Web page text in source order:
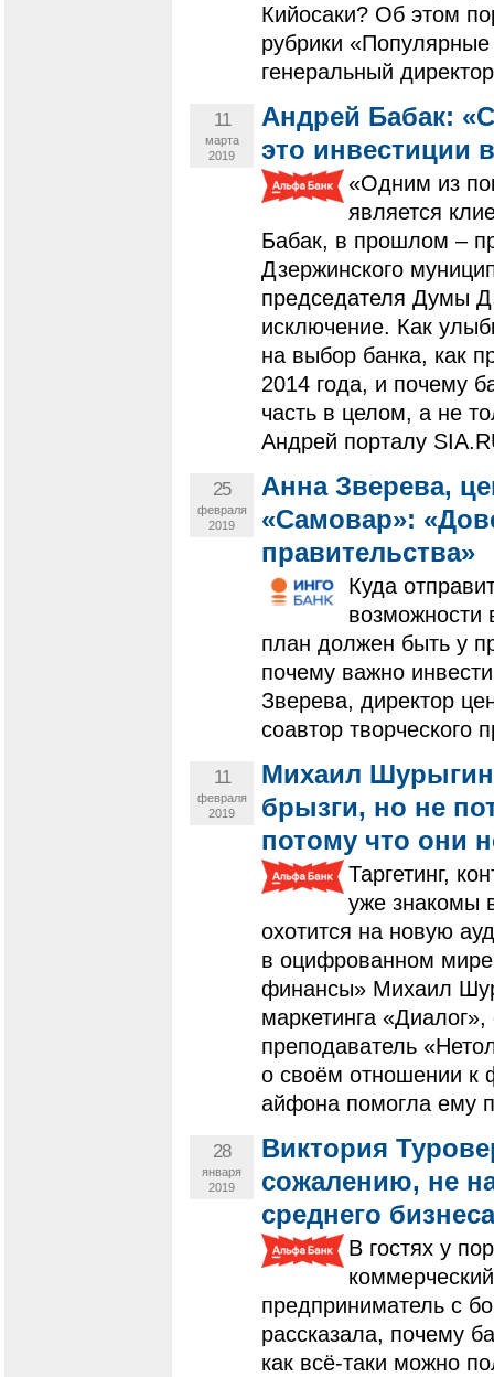
Кийосаки? Об этом
рубрики
генеральный
11
марта
2019
Андрей Бабак:
это инвестиции
«Одним из
является
Бабак, в прошлом –
Дзержинского
председателя Думы
исключение. Как
на выбор банка, как
2014 года, и почему
часть в целом, а не
Андрей порталу
25
февраля
2019
Анна Зверева,
«Самовар»:
правительства»
Куда
возможности
план должен быть у
почему важно
Зверева, директор
соавтор творческого
11
февраля
2019
Михаил Шурыгин,
брызги, но не
потому что они
Таргетинг,
уже знакомы
охотится на новую
в оцифрованном
финансы» Михаил
маркетинга
преподаватель
о своём отношении к
айфона помогла ему
28
января
2019
Виктория
сожалению, не
среднего
В гостях у
предприниматель с
рассказала, почему
как всё-таки можно